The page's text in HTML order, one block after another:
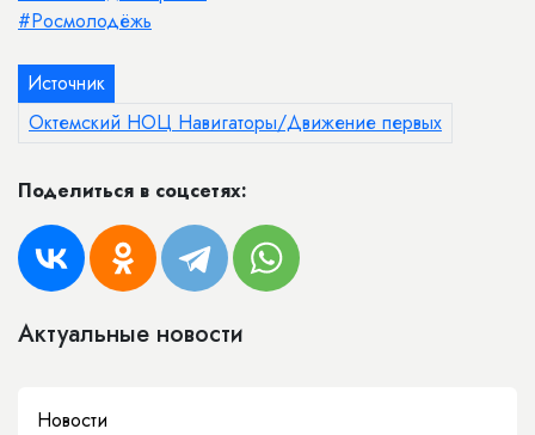
#Росмолодёжь
Источник
Октемский НОЦ Навигаторы/Движение первых
Поделиться в соцсетях:
Актуальные новости
Новости